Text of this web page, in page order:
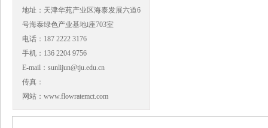
地址：天津华苑产业区海泰发展六道6
号海泰绿色产业基地i座703室
电话：187 2222 3176
手机：136 2204 9756
E-mail：sunlijun@tju.edu.cn
传真：
网站：www.flowratemct.com